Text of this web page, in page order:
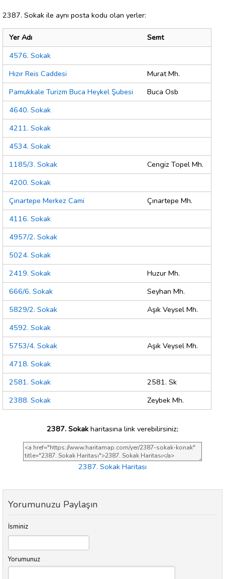
2387. Sokak ile aynı posta kodu olan yerler:
Yer Adı
Semt
4576. Sokak
Hızır Reis Caddesi
Murat Mh.
Pamukkale Turizm Buca Heykel Şubesi
Buca Osb
4640. Sokak
4211. Sokak
4534. Sokak
1185/3. Sokak
Cengiz Topel Mh.
4200. Sokak
Çınartepe Merkez Cami
Çınartepe Mh.
4116. Sokak
4957/2. Sokak
5024. Sokak
2419. Sokak
Huzur Mh.
666/6. Sokak
Seyhan Mh.
5829/2. Sokak
Aşık Veysel Mh.
4592. Sokak
5753/4. Sokak
Aşık Veysel Mh.
4718. Sokak
2581. Sokak
2581. Sk
2388. Sokak
Zeybek Mh.
2387. Sokak haritasına link verebilirsiniz;
2387. Sokak Haritası
Yorumunuzu Paylaşın
İsminiz
Yorumunuz